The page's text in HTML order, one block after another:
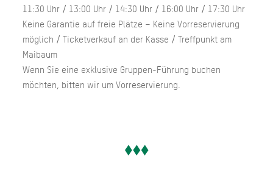
11:30 Uhr / 13:00 Uhr / 14:30 Uhr / 16:00 Uhr / 17:30 Uhr
Keine Garantie auf freie Plätze – Keine Vorreservierung
möglich / Ticketverkauf an der Kasse / Treffpunkt am
Maibaum
Wenn Sie eine exklusive Gruppen-Führung buchen
möchten, bitten wir um Vorreservierung.